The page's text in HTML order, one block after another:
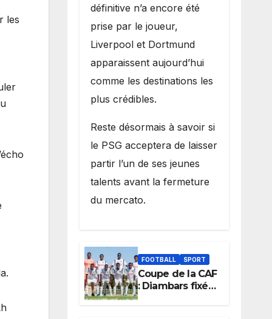
les
définitive n’a encore été
prise par le joueur,
Liverpool et Dortmund
apparaissent aujourd’hui
comme les destinations les
plus crédibles.
Reste désormais à savoir si
le PSG acceptera de laisser
partir l’un de ses jeunes
talents avant la fermeture
du mercato.
FOOTBALL SPORT
Coupe de la CAF
: Diambars fixé
sur son destin